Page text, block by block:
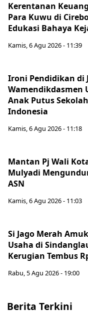
Kerentanan
Para Kuwu di
Edukasi Bahaya
Kamis, 6 Agu 2026 - 11:39
Ironi Pendidikan di
Wamendikdasmen
Anak Putus
Indonesia
Kamis, 6 Agu 2026 - 11:18
Mantan Pj Wali
Mulyadi
ASN
Kamis, 6 Agu 2026 - 11:03
Si Jago Merah
Usaha di
Kerugian Tembus
Rabu, 5 Agu 2026 - 19:00
Berita Terkini